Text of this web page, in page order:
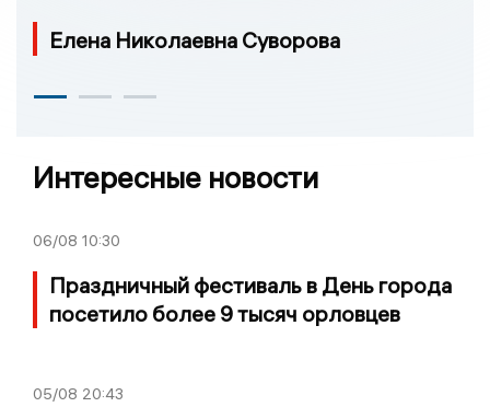
Елена Николаевна Суворова
Интересные новости
06/08 10:30
Праздничный фестиваль в День города
посетило более 9 тысяч орловцев
05/08 20:43